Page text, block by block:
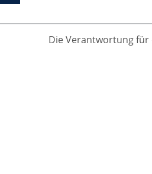
Die Verantwortung für